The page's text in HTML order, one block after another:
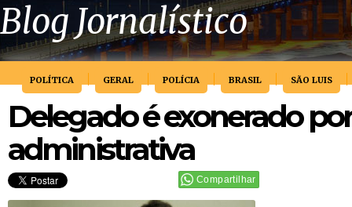
Blog Jornalístico
POLÍTICA GERAL POLÍCIA BRASIL SÃO LUIS
Delegado é exonerado
administrativa
Compartilhar